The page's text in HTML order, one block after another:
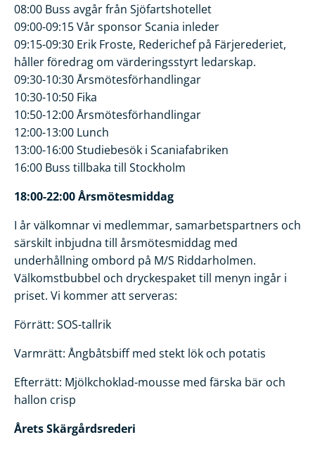
08:00 Buss avgår från Sjöfartshotellet
09:00-09:15 Vår sponsor Scania inleder
09:15-09:30 Erik Froste, Rederichef på Färjerederiet,
håller föredrag om värderingsstyrt ledarskap.
09:30-10:30 Årsmötesförhandlingar
10:30-10:50 Fika
10:50-12:00 Årsmötesförhandlingar
12:00-13:00 Lunch
13:00-16:00 Studiebesök i Scaniafabriken
16:00 Buss tillbaka till Stockholm
18:00-22:00 Årsmötesmiddag
I år välkomnar vi medlemmar, samarbetspartners och
särskilt inbjudna till årsmötesmiddag med
underhållning ombord på M/S Riddarholmen.
Välkomstbubbel och dryckespaket till menyn ingår i
priset. Vi kommer att serveras:
Förrätt: SOS-tallrik
Varmrätt: Ångbåtsbiff med stekt lök och potatis
Efterrätt: Mjölkchoklad-mousse med färska bär och
hallon crisp
Årets Skärgårdsrederi